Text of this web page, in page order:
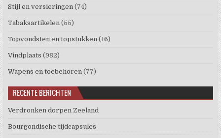
Stijl en versieringen (74)
Tabaksartikelen (55)
Topvondsten en topstukken (16)
Vindplaats (982)
Wapens en toebehoren (77)
RECENTE BERICHTEN
Verdronken dorpen Zeeland
Bourgondische tijdcapsules